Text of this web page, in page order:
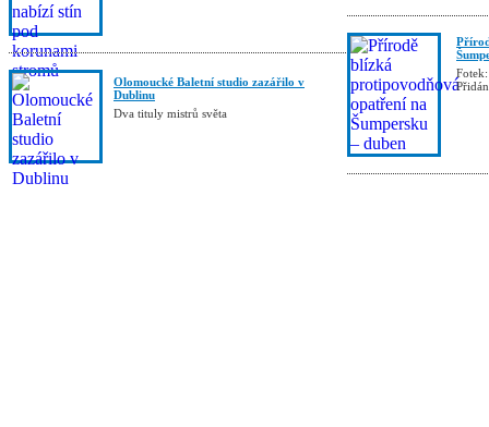
Olomoucké Baletní studio zazářilo v
Dublinu
Dva tituly mistrů světa